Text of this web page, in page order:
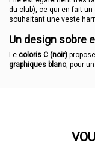
du club), ce qui en fait
souhaitant une veste
Un design sobre
Le coloris C (noir)
graphiques blanc, pour